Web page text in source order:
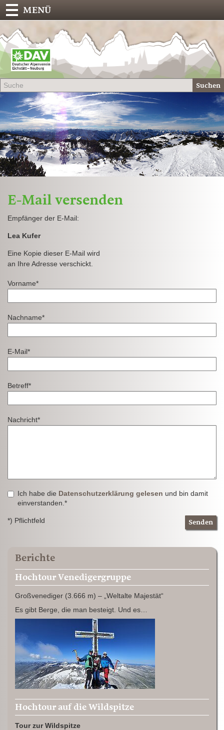
Suchen
MENÜ
E-Mail versenden
Empfänger der E-Mail:
Lea Kufer
Eine Kopie dieser E-Mail wird
an Ihre Adresse verschickt.
Vorname*
Nachname*
E-Mail*
Betreff*
Nachricht*
Ich habe die Datenschutzerklärung gelesen und bin damit
einverstanden.*
*) Pflichtfeld Senden
Berichte
Hochtour Venedigergruppe
Großvenediger (3.666 m) – „Weltalte Majestät“
Es gibt Berge, die man besteigt. Und es…
Hochtour auf die Wildspitze
Tour zur Wildspitze